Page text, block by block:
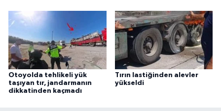
Otoyolda tehlikeli yük
taşıyan tır, jandarmanın
dikkatinden kaçmadı
Tırın lastiğinden alevler
yükseldi